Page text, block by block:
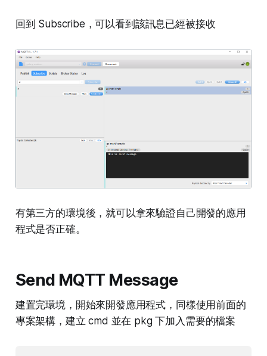
回到 Subscribe，可以看到該訊息已經被接收
有第三方的環境後，就可以拿來驗證自己開發的應用
程式是否正確。
Send MQTT Message
建置完環境，開始來開發應用程式，同樣使用前面的
專案架構，建立 cmd 並在 pkg 下加入需要的檔案